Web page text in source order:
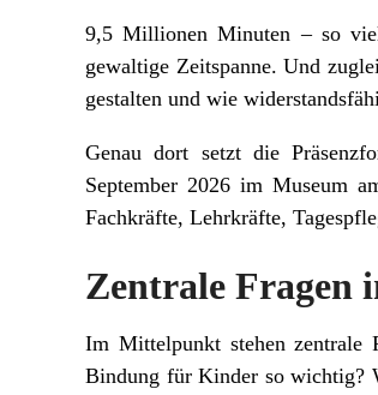
9,5 Millionen Minuten – so
gewaltige Zeitspanne. Und
gestalten und wie
Genau dort setzt die
September 2026 im Museum
Fachkräfte, Lehrkräfte,
Zentrale Fragen
Im Mittelpunkt stehen zentrale
Bindung für Kinder so wichtig?